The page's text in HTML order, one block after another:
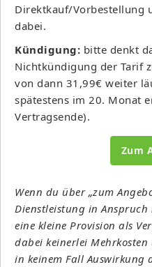
Direktkauf/Vorbestellung
dabei.
Kündigung: bitte denkt
Nichtkündigung der Tarif
von dann 31,99€ weiter
spätestens im 20. Monat
Vertragsende).
Zum
Wenn du über „zum
Dienstleistung in
eine kleine Provision als
dabei keinerlei
in keinem Fall Auswirkung